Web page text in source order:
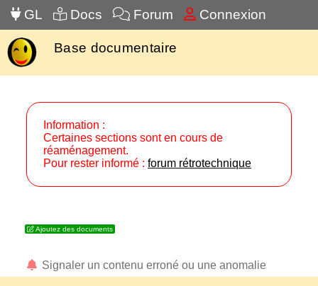
GL Docs Forum Connexion
Base documentaire
Information :
Certaines sections sont en cours de
réaménagement.
Pour rester informé : forum rétrotechnique
Ajoutez des documents
Signaler un contenu erroné ou une anomalie